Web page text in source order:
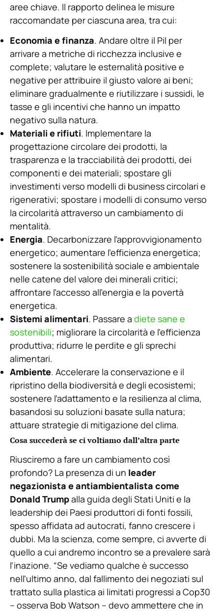
aree chiave. Il rapporto delinea le misure
raccomandate per ciascuna area, tra cui:
Economia e finanza. Andare oltre il Pil per
arrivare a metriche di ricchezza inclusive e
complete; valutare le esternalità positive e
negative per attribuire il giusto valore ai beni;
eliminare gradualmente e riutilizzare i sussidi, le
tasse e gli incentivi che hanno un impatto
negativo sulla natura.
Materiali e rifiuti. Implementare la
progettazione circolare dei prodotti, la
trasparenza e la tracciabilità dei prodotti, dei
componenti e dei materiali; spostare gli
investimenti verso modelli di business circolari e
rigenerativi; spostare i modelli di consumo verso
la circolarità attraverso un cambiamento di
mentalità.
Energia. Decarbonizzare l’approvvigionamento
energetico; aumentare l’efficienza energetica;
sostenere la sostenibilità sociale e ambientale
nelle catene del valore dei minerali critici;
affrontare l’accesso all’energia e la povertà
energetica.
Sistemi alimentari. Passare a diete sane e
sostenibili; migliorare la circolarità e l’efficienza
produttiva; ridurre le perdite e gli sprechi
alimentari.
Ambiente. Accelerare la conservazione e il
ripristino della biodiversità e degli ecosistemi;
sostenere l’adattamento e la resilienza al clima,
basandosi su soluzioni basate sulla natura;
attuare strategie di mitigazione del clima.
Cosa succederà se ci voltiamo dall’altra parte
Riusciremo a fare un cambiamento così
profondo? La presenza di un leader
negazionista e antiambientalista come
Donald Trumpalla guida degli Stati Uniti e la
leadership dei Paesi produttori di fonti fossili,
spesso affidata ad autocrati, fanno crescere i
dubbi. Ma la scienza, come sempre, ci avverte di
quello a cui andremo incontro se a prevalere sarà
l’inazione. “Se vediamo qualche è successo
nell’ultimo anno, dal fallimento dei negoziati sul
trattato sulla plastica ai limitati progressi a Cop30
– osserva Bob Watson – devo ammettere che in